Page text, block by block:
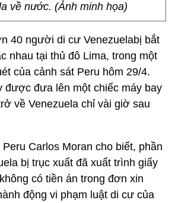
về nước. (Ảnh minh họa)
40 người di cư Venezuelabị bắt
nhau tại thủ đô Lima, trong một
của cảnh sát Peru hôm 29/4.
được đưa lên một chiếc máy bay
về Venezuela chỉ vài giờ sau
Carlos Moran cho biết, phần
bị trục xuất đã xuất trình giấy
có tiền án trong đơn xin
động vi phạm luật di cư của